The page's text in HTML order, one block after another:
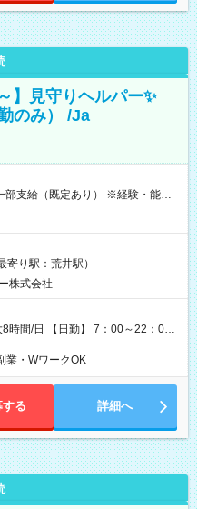
】見守りヘルパー✨
のみ） /Ja
支給（既定あり） ※経験・能力を
と異なる部分があります。 雇用
給与：時給 1,040円以上
り駅：荒井駅）
株式会社
時間/日 【日勤】 7：00～22：00
※週1日～OK ／ 夜勤
業・WワークOK
する 詳細へ